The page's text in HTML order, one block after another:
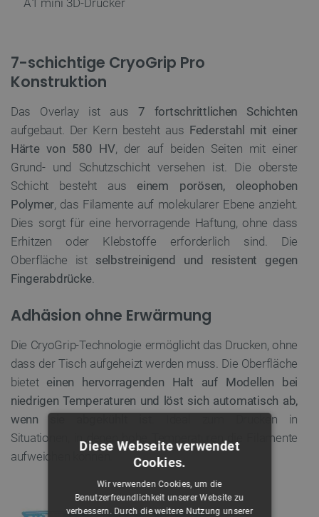
7-schichtige CryoGrip Pro
Konstruktion
Das Overlay ist aus 7 fortschrittlichen Schichten
aufgebaut. Der Kern besteht aus Federstahl mit einer
Härte von 580 HV, der auf beiden Seiten mit einer
Grund- und Schutzschicht versehen ist. Die oberste
Schicht besteht aus einem porösen, oleophoben
Polymer, das Filamente auf molekularer Ebene anzieht.
Dies sorgt für eine hervorragende Haftung, ohne dass
Erhitzen oder Klebstoffe erforderlich sind. Die
Oberfläche ist selbstreinigend und resistent gegen
Fingerabdrücke
Adhäsion ohne Erwärmung
Die CryoGrip-Technologie ermöglicht das Drucken, ohne
dass der Tisch aufgeheizt werden muss. Die Oberfläche
bietet einen hervorragenden Halt auf Modellen bei
niedrigen Temperaturen und löst sich automatisch ab,
wenn sie abgekühlt ist
. Ideal zum Drucken in
Situationen, in denen hohe Temperaturen die Filamente
aufweichen können.
Diese Webseite verwendet
Cookies.
Wir verwenden Cookies, um die
Benutzerfreundlichkeit unserer Website zu
verbessern. Durch die weitere Nutzung unserer